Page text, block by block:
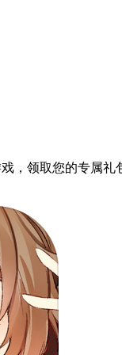
，领取您的专属礼